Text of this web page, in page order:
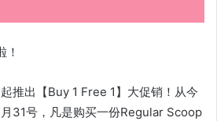
！
推出【Buy 1 Free 1】大促销！从今
31号，凡是购买一份Regular Scoop